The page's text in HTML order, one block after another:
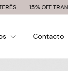
TRANSFERENCIA
Contacto